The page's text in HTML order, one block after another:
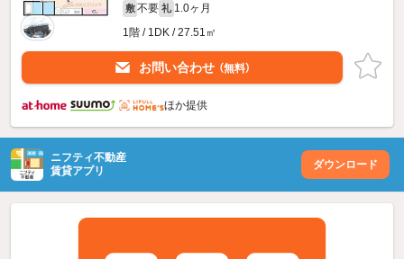
敷 不要 礼 1.0ヶ月
1階 / 1DK / 27.51㎡
お問い合わせ （無料）
ほか提供
ニフティ不動産
賃貸アプリ
ダウンロード